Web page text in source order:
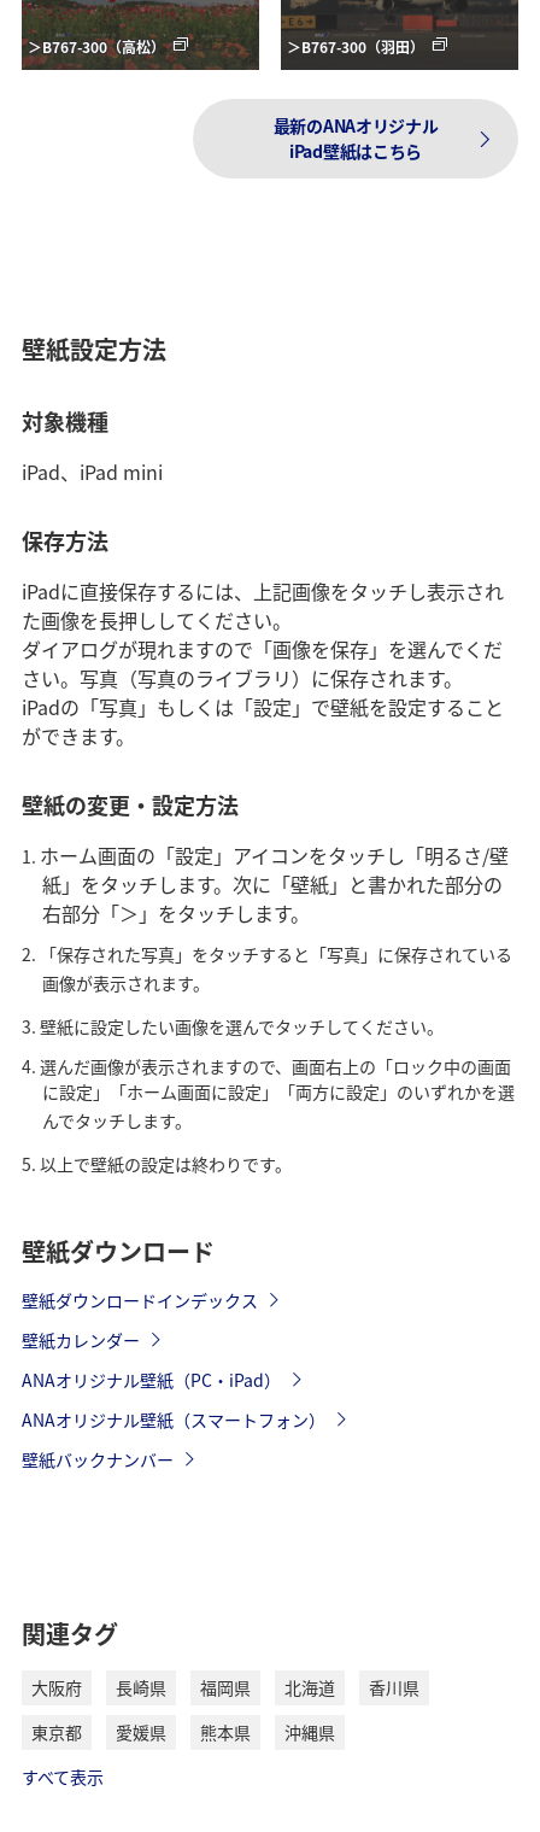
＞B767-300（高松） ＞B767-300（羽田）
最新のANAオリジナル
iPad壁紙はこちら
壁紙設定方法
対象機種
iPad、iPad mini
保存方法
iPadに直接保存するには、上記画像をタッチし表示され
た画像を長押ししてください。
ダイアログが現れますので「画像を保存」を選んでくだ
さい。写真（写真のライブラリ）に保存されます。
iPadの「写真」もしくは「設定」で壁紙を設定すること
ができます。
壁紙の変更・設定方法
ホーム画面の「設定」アイコンをタッチし「明るさ/壁
紙」をタッチします。次に「壁紙」と書かれた部分の
右部分「＞」をタッチします。
「保存された写真」をタッチすると「写真」に保存されている
画像が表示されます。
壁紙に設定したい画像を選んでタッチしてください。
選んだ画像が表示されますので、画面右上の「ロック中の画面
に設定」「ホーム画面に設定」「両方に設定」のいずれかを選
んでタッチします。
以上で壁紙の設定は終わりです。
壁紙ダウンロード
壁紙ダウンロードインデックス
壁紙カレンダー
ANAオリジナル壁紙（PC・iPad）
ANAオリジナル壁紙（スマートフォン）
壁紙バックナンバー
関連タグ
大阪府 長崎県 福岡県 北海道
香川県
東京都
愛媛県 熊本県
沖縄県
すべて表示